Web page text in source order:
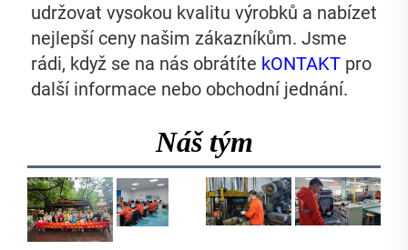
udržovat vysokou kvalitu výrobků a nabízet
nejlepší ceny našim zákazníkům. Jsme
rádi, když se na nás obrátíte kONTAKT pro
další informace nebo obchodní jednání.
Náš tým